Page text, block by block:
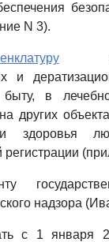
N 3).
и
в лечебно-
других
и здоровья
регистрации
надзора
с 1 января